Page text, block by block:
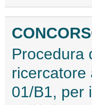
Procedura
ricercatore
01/B1, per